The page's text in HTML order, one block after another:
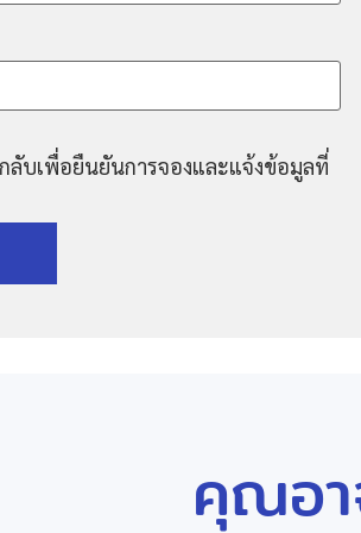
บเพื่อยืนยันการจองและแจ้งข้อมูลที่
คุณอ